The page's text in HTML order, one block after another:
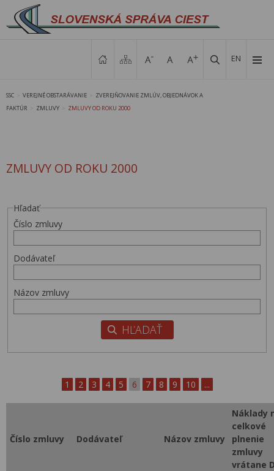
EN
SSC VEREJNÉ OBSTARÁVANIE
ZVEREJŇOVANIE ZMLÚV, OBJEDNÁVOK A
FAKTÚR
ZMLUVY ZMLUVY OD ROKU 2000
ZMLUVY OD ROKU 2000
Hľadať
Číslo zmluvy
Dodávateľ
Názov zmluvy
1 2 3 4 5 6 7 8 9 10 ...
Číslo zmluvy Dodávateľ Názov zmluvy
Náklady
celkové
plnenie
zmluvy
vrátane